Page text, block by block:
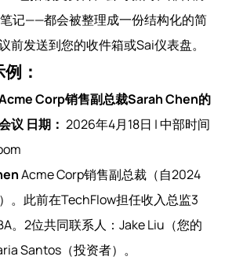
记——都会被整理成一份结构化的简
前发送到您的收件箱或Sai仪表盘。
：
Corp销售副总裁Sarah Chen的
议 日期： 2026年4月18日 | 中部时间
Acme Corp销售副总裁（自2024
。此前在TechFlow担任收入总监3
。2位共同联系人：Jake Liu（您的
Santos（投资者）。